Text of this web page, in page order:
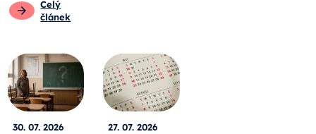
Celý
článek
30. 07. 2026 27. 07. 2026